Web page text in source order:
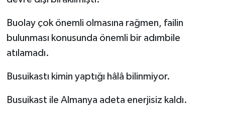
Buolay çok önemli olmasına rağmen, failin
bulunması konusunda önemli bir adımbile
atılamadı.
Busuikastı kimin yaptığı hâlâ bilinmiyor.
Busuikast ile Almanya adeta enerjisiz kaldı.